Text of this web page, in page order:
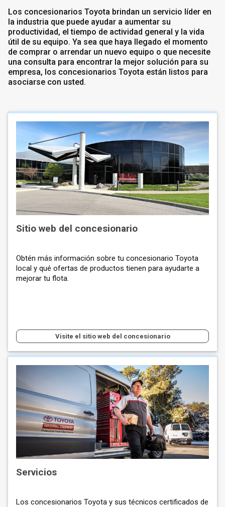
Los concesionarios Toyota brindan un servicio líder en
la industria que puede ayudar a aumentar su
productividad, el tiempo de actividad general y la vida
útil de su equipo. Ya sea que haya llegado el momento
de comprar o arrendar un nuevo equipo o que necesite
una consulta para encontrar la mejor solución para su
empresa, los concesionarios Toyota están listos para
asociarse con usted.
Sitio web del concesionario
Obtén más información sobre tu concesionario Toyota
local y qué ofertas de productos tienen para ayudarte a
mejorar tu flota.
Visite el sitio web del concesionario
Servicios
Los concesionarios Toyota y sus técnicos certificados de